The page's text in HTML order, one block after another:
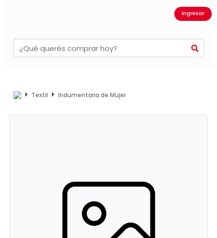
Ingresar
Textil Indumentaria de Mujer